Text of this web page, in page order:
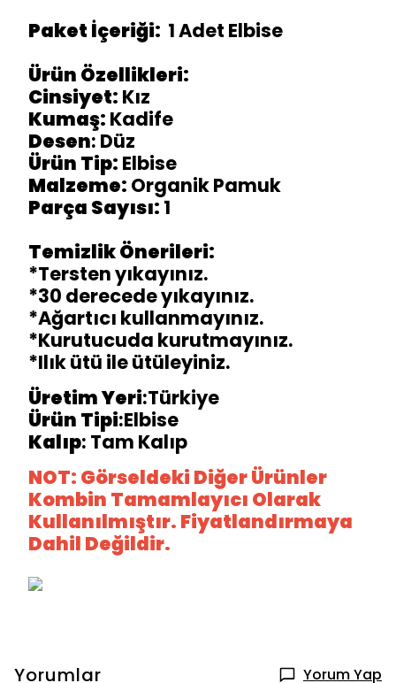
Paket İçeriği: 1 Adet Elbise
Ürün Özellikleri:
Cinsiyet: Kız
Kumaş: Kadife
Desen: Düz
Ürün Tip: Elbise
Malzeme: Organik Pamuk
Parça Sayısı: 1
Temizlik Önerileri:
*Tersten yıkayınız.
*30 derecede yıkayınız.
*Ağartıcı kullanmayınız.
*Kurutucuda kurutmayınız.
*Ilık ütü ile ütüleyiniz.
ÜretimYeri:Türkiye
Ürün Tipi:Elbise
Kalıp: Tam Kalıp
NOT: Görseldeki Diğer Ürünler
Kombin Tamamlayıcı Olarak
Kullanılmıştır. Fiyatlandırmaya
Dahil Değildir.
Yorumlar Yorum Yap